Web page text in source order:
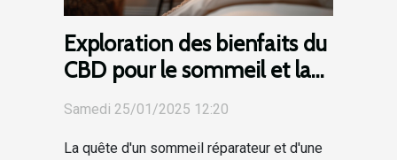
Exploration des bienfaits du
CBD pour le sommeil et la
douleur
Samedi 25/01/2025 12:20
La quête d'un sommeil réparateur et d'une